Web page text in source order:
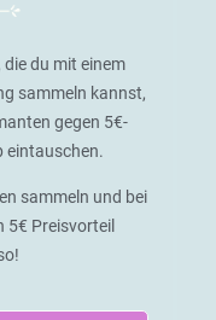
du mit einem
sammeln kannst,
gegen 5€-
eintauschen.
sammeln und bei
5€ Preisvorteil